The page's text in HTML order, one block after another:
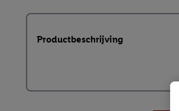
Productbeschrijving